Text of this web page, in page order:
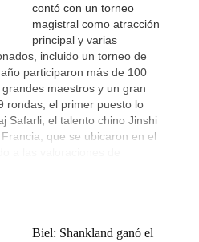
contó con un torneo
magistral como atracción
principal y varias
incluido un torneo de
participaron más de 100
maestros y un gran
rondas, el primer puesto lo
Safarli, el talento chino Jinshi
que se ubicaron en el
Biel: Shankland ganó el